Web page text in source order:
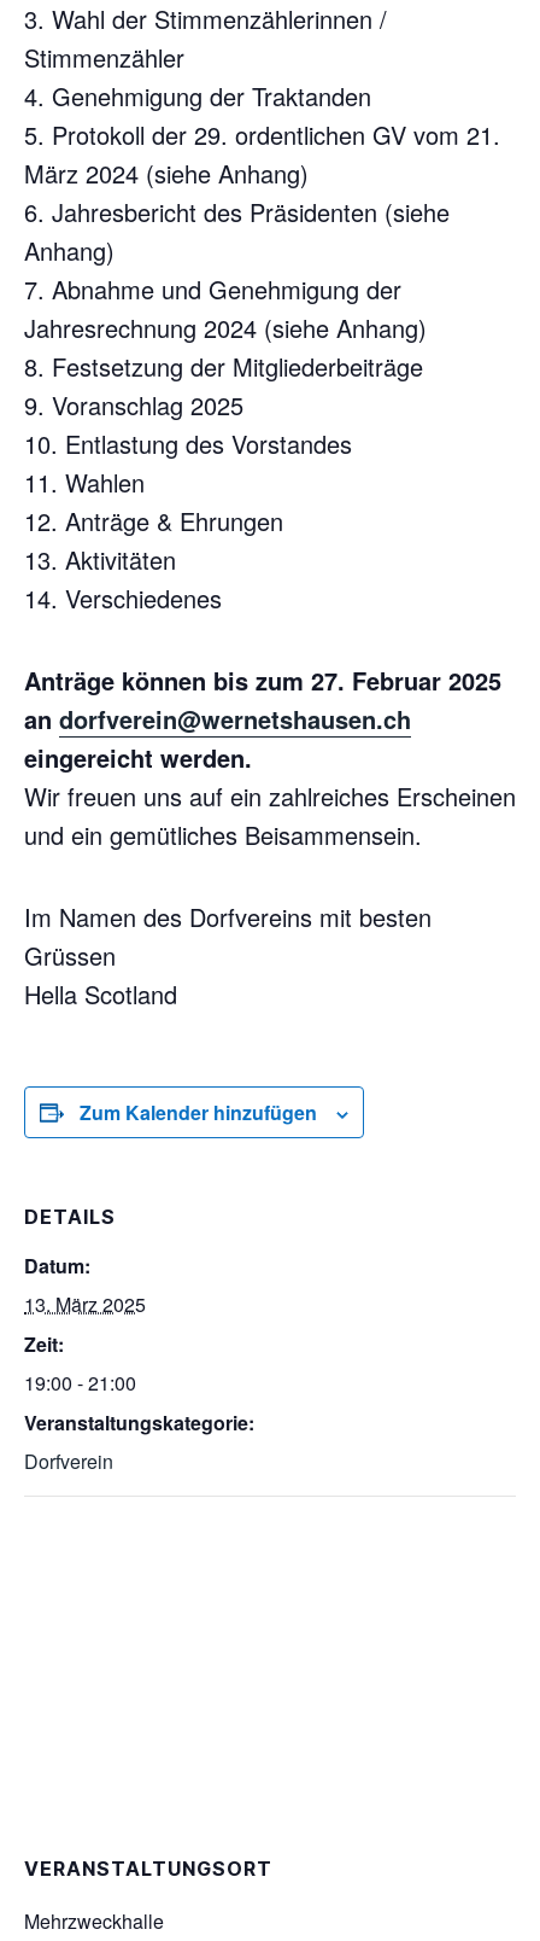
3. Wahl der Stimmenzählerinnen /
Stimmenzähler
4. Genehmigung der Traktanden
5. Protokoll der 29. ordentlichen GV vom 21.
März 2024 (siehe Anhang)
6. Jahresbericht des Präsidenten (siehe
Anhang)
7. Abnahme und Genehmigung der
Jahresrechnung 2024 (siehe Anhang)
8. Festsetzung der Mitgliederbeiträge
9. Voranschlag 2025
10. Entlastung des Vorstandes
11. Wahlen
12. Anträge & Ehrungen
13. Aktivitäten
14. Verschiedenes
Anträge können bis zum 27. Februar 2025
an dorfverein@wernetshausen.ch
eingereicht werden.
Wir freuen uns auf ein zahlreiches Erscheinen
und ein gemütliches Beisammensein.
Im Namen des Dorfvereins mit besten
Grüssen
Hella Scotland
Zum Kalender hinzufügen
DETAILS
Datum:
13. März 2025
Zeit:
19:00 - 21:00
Veranstaltungskategorie:
Dorfverein
VERANSTALTUNGSORT
Mehrzweckhalle